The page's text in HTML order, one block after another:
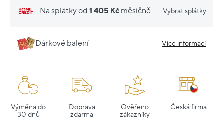
Na splátky od 1 405 Kč měsíčně Vybrat splátky
Dárkové balení Více informací
Výměna do
30 dnů
Doprava
zdarma
Ověřeno
zákazníky
Česká firma